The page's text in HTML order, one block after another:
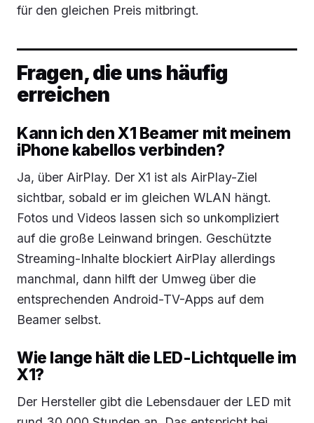
für den gleichen Preis mitbringt.
Fragen, die uns häufig
erreichen
Kann ich den X1 Beamer mit meinem
iPhone kabellos verbinden?
Ja, über AirPlay. Der X1 ist als AirPlay-Ziel
sichtbar, sobald er im gleichen WLAN hängt.
Fotos und Videos lassen sich so unkompliziert
auf die große Leinwand bringen. Geschützte
Streaming-Inhalte blockiert AirPlay allerdings
manchmal, dann hilft der Umweg über die
entsprechenden Android-TV-Apps auf dem
Beamer selbst.
Wie lange hält die LED-Lichtquelle im
X1?
Der Hersteller gibt die Lebensdauer der LED mit